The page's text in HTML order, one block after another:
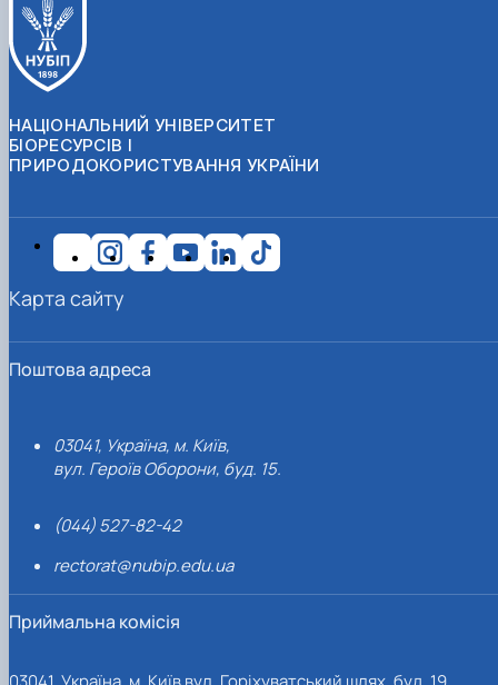
НАЦІОНАЛЬНИЙ УНІВЕРСИТЕТ
БІОРЕСУРСІВ І
ПРИРОДОКОРИСТУВАННЯ УКРАЇНИ
Поштова адреса
03041, Україна, м. Київ,
вул. Героїв Оборони, буд. 15.
(044) 527-82-42
rectorat@nubip.edu.ua
Приймальна комісія
Карта сайту